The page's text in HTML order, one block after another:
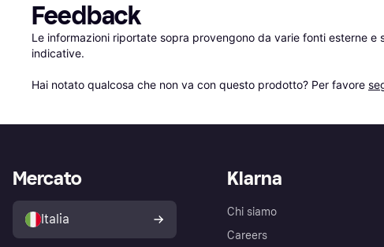
Feedback
Le informazioni riportate sopra provengono da varie fonti esterne e
indicative.
Hai notato qualcosa che non va con questo prodotto? Per favore
Klarna
Chi siamo
Careers
Mercato
Italia